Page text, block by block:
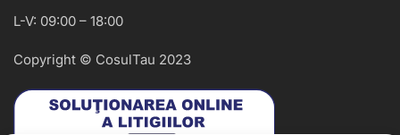
L-V: 09:00 – 18:00
Copyright © CosulTau 2023